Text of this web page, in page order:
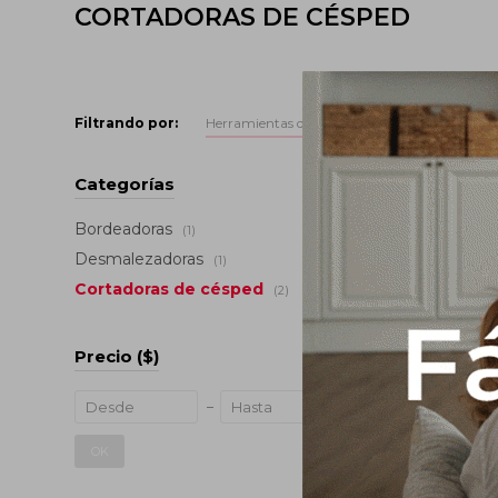
CORTADORAS DE CÉSPED
Filtrando por: Herramientas de jardín Cortadoras de
1600
Categorías
Bordeadoras (1)
Desmalezadoras (1)
Cortadoras de césped (2)
Precio ($)